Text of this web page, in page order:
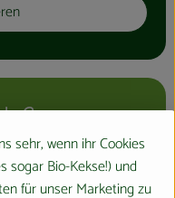
sehr, wenn ihr Cookies
sogar Bio-Kekse!) und
für unser Marketing zu